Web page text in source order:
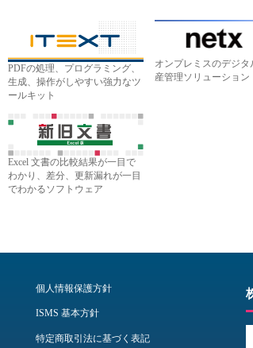
PDFの処理、プログラミング、
生成、操作がしやすい強力なツ
ールキット
オンプレミスのデジタ
産管理ソリューション
Excel 文書の比較結果が一目で
わかり、差分、更新漏れが一目
でわかるソフトウェア
個人情報保護方針
ISMS 基本方針
特定商取引法に基づく表記